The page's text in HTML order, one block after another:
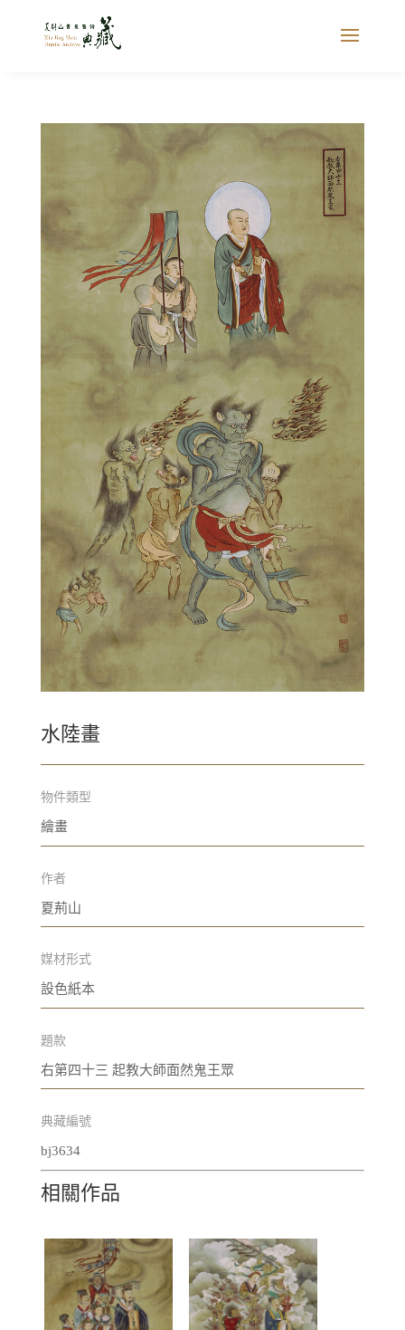
水陸畫
物件類型
繪畫
作者
夏荊山
媒材形式
設色紙本
題款
右第四十三 起教大師面然鬼王眾
典藏編號
bj3634
相關作品